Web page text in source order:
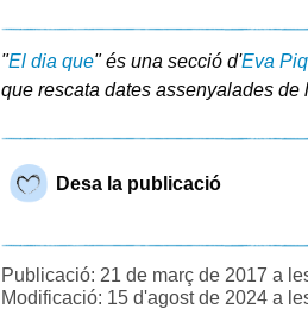
"El dia que" és una secció d'Eva
que rescata dates assenyalades de
Desa la publicació
Publicació: 21 de març de 2017 a
Modificació: 15 d'agost de 2024 a